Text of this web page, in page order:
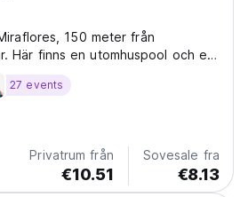
150 meter från
Här finns en utomhuspool och en
Makaha och Waikiki ligger 500
27 events
Privatrum från
€10.51
Sovesale fra
€8.13